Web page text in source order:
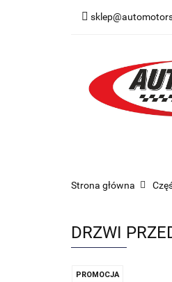
Strona główna
DRZWI
PROMOCJA